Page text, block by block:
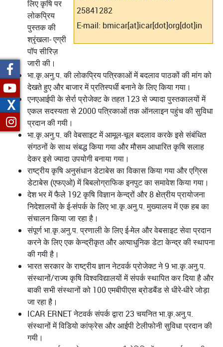
25841282
E-mail: bmicar[at]icar[dot]org[dot]in
लिए कृषि पर
लोकप्रिय
पुस्तक की
श्रृंखला- एग्री
पॉप सीरिज़
जारी की।
भा.कृ.अनु.प. की लोकप्रिय पत्रिकाओं में बदलाव पाठकों की मांग को
देखते हुए और बाजार में प्रतिस्पर्धी बनाने के लिए किया गया।
एनएआईपी के सेर्रा प्रोजेक्ट के तहत 123 से ज्यादा पुस्तकालयों में
एकल सदस्यता से 2000 पत्रिकाओं तक ऑनलाइन पहुंच की सुविधा
प्रदान की गयी।
भा.कृ.अनु.प. की वेबसाइट में आमूल-चूल बदलाव करके इसे संबंधित
संगठनों के साथ संबद्ध किया गया और मौसम आधारित कृषि सलाह
देकर इसे ज्यादा उपयोगी बनाया गया।
राष्ट्रीय कृषि अनुसंधान डेटाबेस का विकास किया गया और एग्रिस
डेटाबेस (एफएओ) में बिबलोग्राफिक इनपुट का समावेश किया गया।
देश भर में फैले 192 कृषि विज्ञान केन्द्रों और 8 क्षेत्रीय प्रायोजना
निदेशालयों के ई-संपर्क के लिए भा.कृ.अनु.प. मुख्यालय में एक हब का
संचालन किया जा रहा है।
संपूर्ण भा.कृ.अनु.प. प्रणाली के लिए ई-मेल और वेबसाइट सेवा प्रदान
करने के लिए एक केन्द्रीकृत और अत्याधुनिक डेटा केन्द्र की स्थापना
की गयी है।
भारत सरकार के राष्ट्रीय ज्ञान नेटवर्क प्रोजेक्ट ने 9 भा.कृ.अनु.प.
संस्थानों/राज्य कृषि विश्वविद्यालयों में संपर्क स्थापित कर दिया है और
बाकी सभी संस्थानों को 100 एमबीपीएस ब्रोडबैंड से धीरे-धीरे जोड़ा
जा रहा है।
ICAR ERNET नेटवर्क संपर्क द्वारा 23 चयनित भा.कृ.अनु.प.
संस्थानों में विडियो कांफ्रेस और आईपी टेलीफोनी सुविधा प्रदान की
गयी।
X